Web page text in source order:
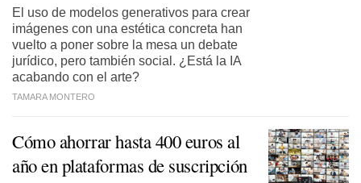
El uso de modelos generativos para crear
imágenes con una estética concreta han
vuelto a poner sobre la mesa un debate
jurídico, pero también social. ¿Está la IA
acabando con el arte?
TAMARA MONTERO
Cómo ahorrar hasta 400 euros al
año en plataformas de suscripción